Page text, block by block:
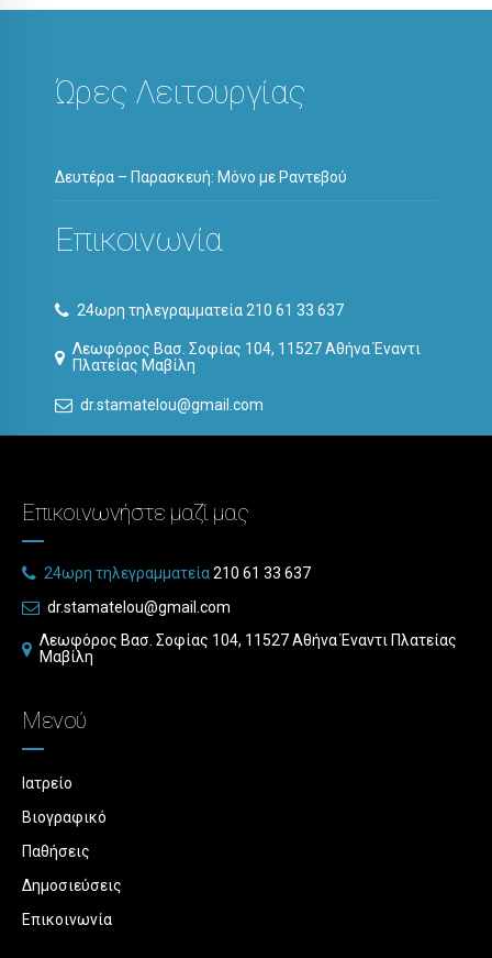
Ώρες Λειτουργίας
Δευτέρα – Παρασκευή: Μόνο με Ραντεβού
Επικοινωνία
24ωρη τηλεγραμματεία 210 61 33 637
Λεωφόρος Βασ. Σοφίας 104, 11527 Αθήνα Έναντι
Πλατείας Μαβίλη
dr.stamatelou@gmail.com
Επικοινωνήστε μαζί μας
210 61 33 637
dr.stamatelou@gmail.com
Λεωφόρος Βασ. Σοφίας 104, 11527 Αθήνα Έναντι Πλατείας
Μαβίλη
Μενού
Ιατρείο
Βιογραφικό
Παθήσεις
Δημοσιεύσεις
Επικοινωνία